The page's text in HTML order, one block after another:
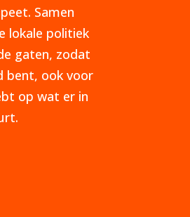
Samen
lokale politiek
gaten, zodat
bent, ook voor
op wat er in